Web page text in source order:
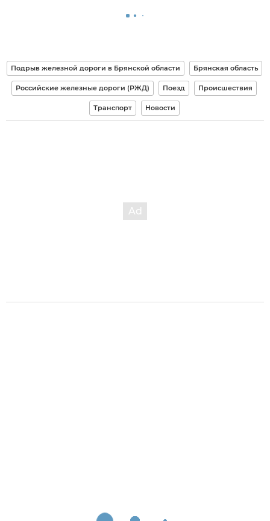
Подрыв железной дороги в Брянской области Брянская область
Российские железные дороги (РЖД) Поезд Происшествия
Транспорт Новости